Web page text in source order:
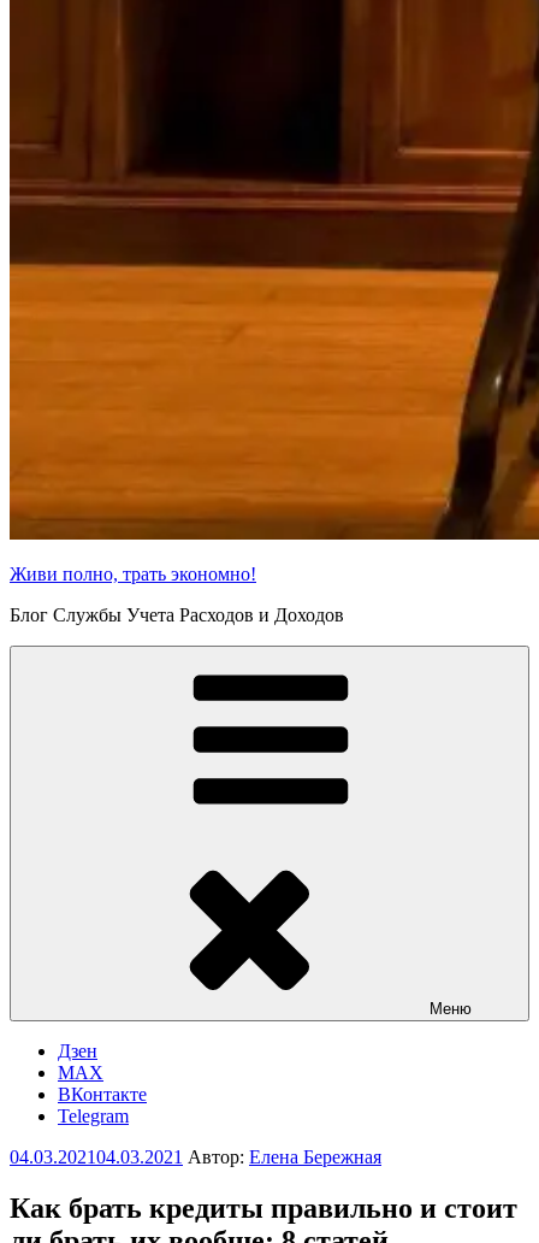
Живи полно, трать экономно!
Блог Службы Учета Расходов и Доходов
Меню
Дзен
MAX
ВКонтакте
Telegram
Опубликовано
04.03.202104.03.2021 Автор: Елена Бережная
Как брать кредиты правильно и стоит